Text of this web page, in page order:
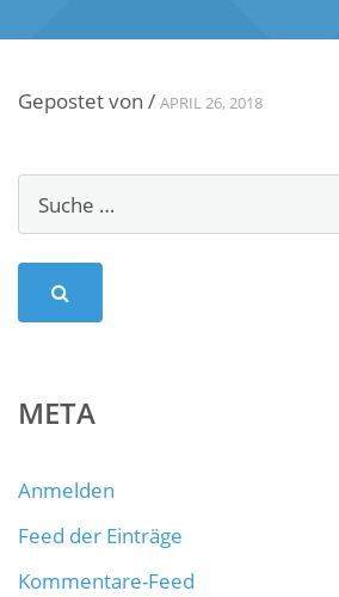
Gepostet von / APRIL 26, 2018
META
Anmelden
Feed der Einträge
Kommentare-Feed